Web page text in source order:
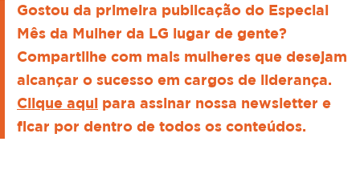
Gostou da primeira publicação do Especial
Mês da Mulher da LG lugar de gente?
Compartilhe com mais mulheres que desejam
alcançar o sucesso em cargos de liderança.
Clique aqui para assinar nossa newsletter e
ficar por dentro de todos os conteúdos.